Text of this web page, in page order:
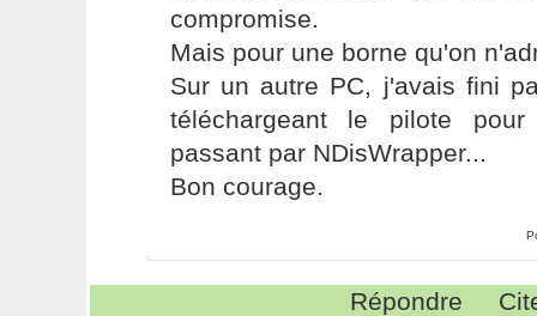
compromise.
Mais pour une borne qu'on
Sur un autre PC, j'avais fini
téléchargeant le pilote
passant par NDisWrapper...
Bon courage.
Répondre